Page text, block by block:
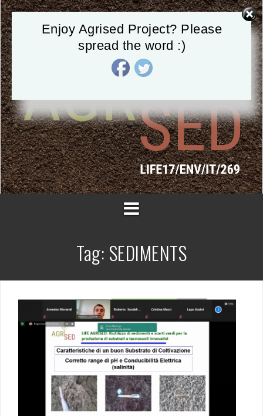
V
a
i
a
l
c
o
n
t
e
n
u
t
o
Tag: SEDIMENTS
Enjoy Agrised Project? Please
spread the word :)